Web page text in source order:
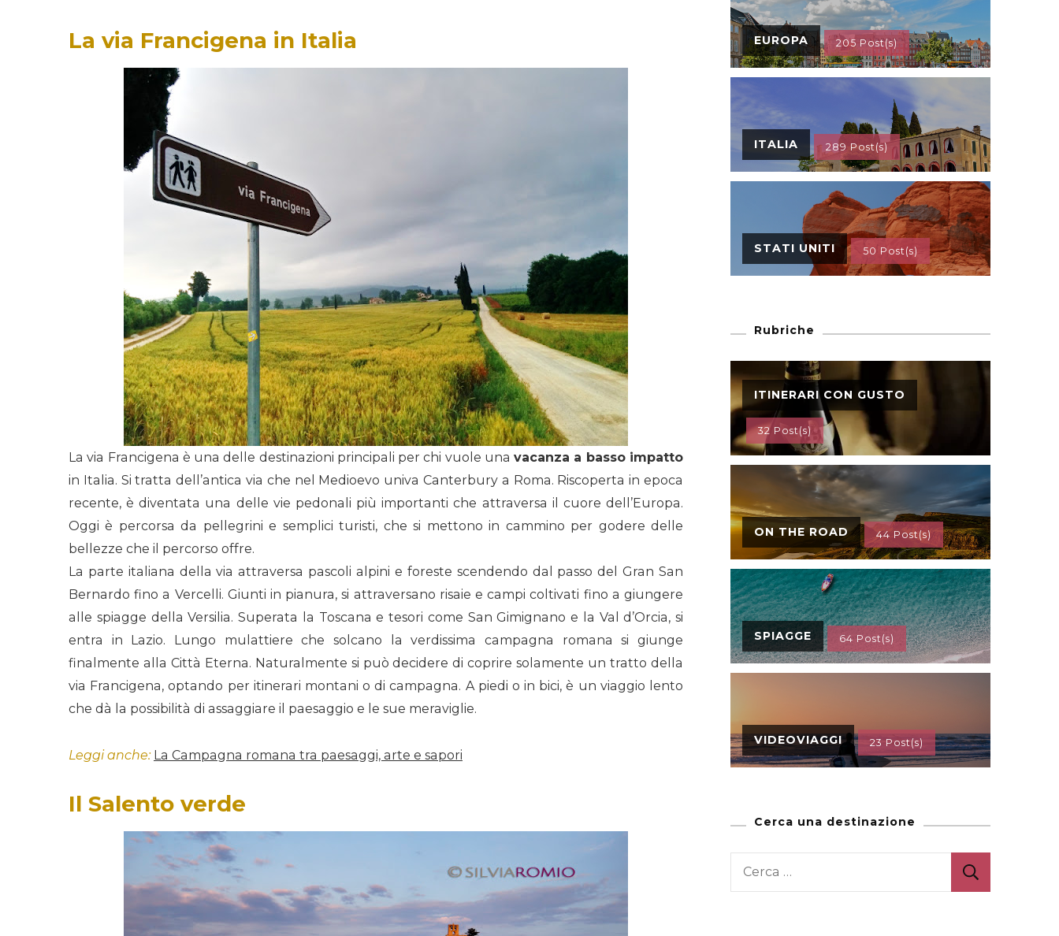
La via Francigena in Italia
La via Francigena è una delle destinazioni principali per chi vuole unavacanza a basso impatto
in Italia. Si tratta dell’antica via che nel Medioevo univa Canterbury a Roma. Riscoperta in epoca
recente, è diventata una delle vie pedonali più importanti che attraversa il cuore dell’Europa.
Oggi è percorsa da pellegrini e semplici turisti, che si mettono in cammino per godere delle
bellezze che il percorso offre.
La parte italiana della via attraversa pascoli alpini e foreste scendendo dal passo del Gran San
Bernardo fino a Vercelli. Giunti in pianura, si attraversano risaie e campi coltivati fino a giungere
alle spiagge della Versilia. Superata la Toscana e tesori come San Gimignano e la Val d’Orcia, si
entra in Lazio. Lungo mulattiere che solcano la verdissima campagna romana si giunge
finalmente alla Città Eterna. Naturalmente si può decidere di coprire solamente un tratto della
via Francigena, optando per itinerari montani o di campagna. A piedi o in bici, è un viaggio lento
che dà la possibilità di assaggiare il paesaggio e le sue meraviglie.
Leggi anche: La Campagna romana tra paesaggi, arte e sapori
Il Salento verde
EUROPA 205 Post(s)
ITALIA 289 Post(s)
STATI UNITI 50 Post(s)
Rubriche
ITINERARI CON GUSTO
32 Post(s)
ON THE ROAD 44 Post(s)
SPIAGGE 64 Post(s)
VIDEOVIAGGI 23 Post(s)
Cerca una destinazione
Ricerca